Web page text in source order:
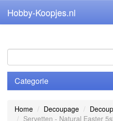
Hobby-Koopjes.nl
Categorie
Home Decoupage
Servetten - Natural Easter